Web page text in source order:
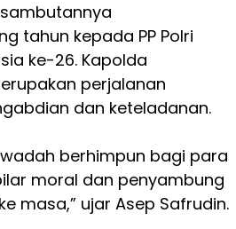
tahun kepada PP Polri
ke-26. Kapolda
perjalanan
dan keteladanan.
wadah berhimpun bagi para
moral dan penyambung
masa,” ujar Asep Safrudin.